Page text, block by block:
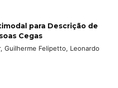
para Descrição de
Cegas
Guilherme Felipetto, Leonardo